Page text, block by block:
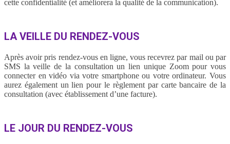
cette confidentialité (et améliorera la qualité de la communication).
LA VEILLE DU RENDEZ-VOUS
Après avoir pris rendez-vous en ligne, vous recevrez par mail ou par
SMS la veille de la consultation un lien unique Zoom pour vous
connecter en vidéo via votre smartphone ou votre ordinateur. Vous
aurez également un lien pour le règlement par carte bancaire de la
consultation (avec établissement d’une facture).
LE JOUR DU RENDEZ-VOUS